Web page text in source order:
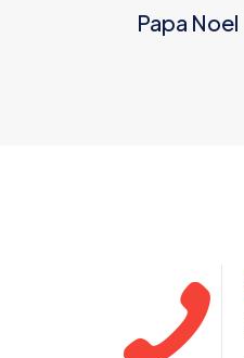
Papa Noel